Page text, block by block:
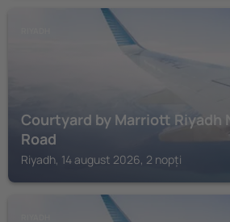
Courtyard by Marriott Riyadh
Road
Riyadh, 14 august 2026, 2 nopți